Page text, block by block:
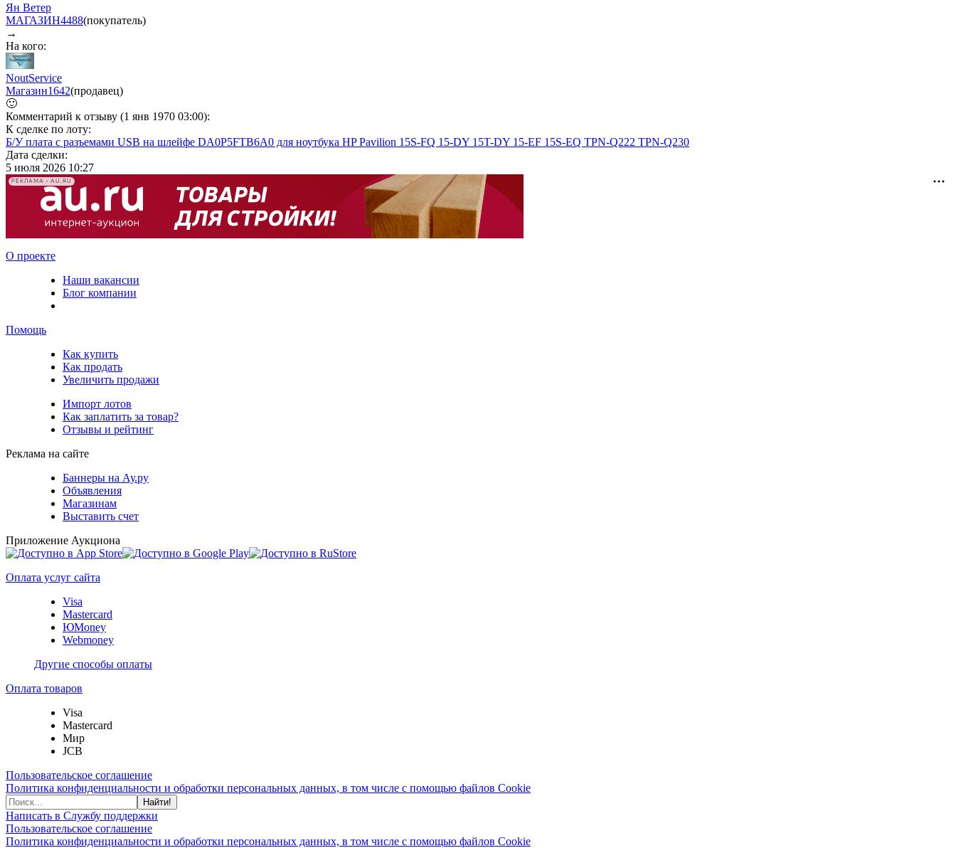
Ян Ветер
МАГАЗИН4488(покупатель)
→
На кого:
NoutService
Магазин1642(продавец)
🙂
Комментарий к отзыву (1 янв 1970 03:00):
К сделке по лоту:
Б/У плата с разъемами USB на шлейфе DA0P5FTB6A0 для ноутбука HP Pavilion 15S-FQ 15-DY 15T-DY 15-EF 15S-EQ TPN-Q222 TPN-Q230
Дата сделки:
5 июля 2026 10:27
РЕКЛАМА • AU.RU
О проекте
Наши вакансии
Блог компании
Помощь
Как купить
Как продать
Увеличить продажи
Импорт лотов
Как заплатить за товар?
Отзывы и рейтинг
Реклама на сайте
Баннеры на Ау.ру
Объявления
Магазинам
Выставить счет
Приложение Аукциона
Оплата услуг сайта
Visa
Mastercard
ЮMoney
Webmoney
Другие способы оплаты
Оплата товаров
Visa
Mastercard
Мир
JCB
Пользовательское соглашение
Политика конфиденциальности и обработки персональных данных, в том числе с помощью файлов Cookie
Найти!
Написать в Службу поддержки
Пользовательское соглашение
Политика конфиденциальности и обработки персональных данных, в том числе с помощью файлов Cookie